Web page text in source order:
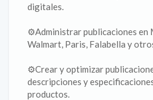
digitales.
⚙️Administrar publicaciones en
Walmart, Paris, Falabella y
⚙️Crear y optimizar
descripciones y
productos.